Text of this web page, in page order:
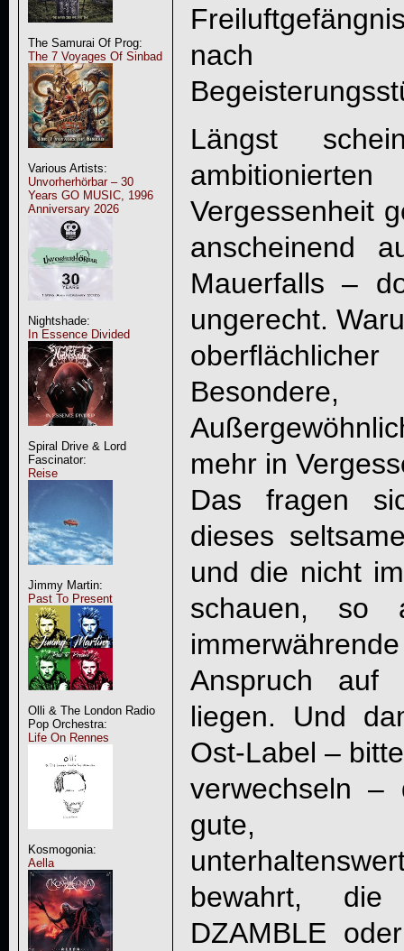
The Samurai Of Prog:
The 7 Voyages Of Sinbad
Various Artists:
Unvorherhörbar – 30
Years GO MUSIC, 1996
Anniversary 2026
Nightshade:
In Essence Divided
Spiral Drive & Lord
Fascinator:
Reise
Jimmy Martin:
Past To Present
Olli & The London Radio
Pop Orchestra:
Life On Rennes
Kosmogonia:
Aella
nach
Längst
Vergessenheit
anscheinend
Mauerfalls –
ungerecht.
Besondere,
mehr in
Das fragen
dieses
und die nicht
schauen, so
Anspruch auf
liegen. Und
Ost-Label –
verwechseln
gute,
bewahrt,
DZAMBLE